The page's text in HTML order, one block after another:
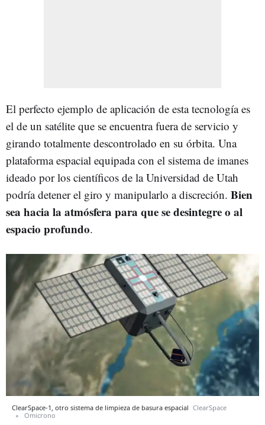
El perfecto ejemplo de aplicación de esta tecnología es
el de un satélite que se encuentra fuera de servicio y
girando totalmente descontrolado en su órbita. Una
plataforma espacial equipada con el sistema de imanes
ideado por los científicos de la Universidad de Utah
podría detener el giro y manipularlo a discreción. Bien
sea hacia la atmósfera para que se desintegre o al
espacio profundo.
ClearSpace-1, otro sistema de limpieza de basura espacial ClearSpace
Omicrono